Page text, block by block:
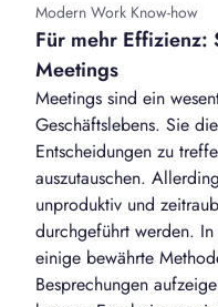
Modern Work Know-how
Für mehr Effizienz:
Meetings
Meetings sind ein
Geschäftslebens. Sie
Entscheidungen zu
auszutauschen.
unproduktiv und
durchgeführt werden.
einige bewährte
Besprechungen